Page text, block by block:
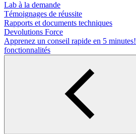
Lab à la demande
Témoignages de réussite
Rapports et documents techniques
Devolutions Force
Apprenez un conseil rapide en 5 minutes!
fonctionnalités